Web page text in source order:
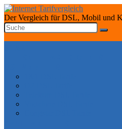
Der Vergleich für DSL, Mobil und